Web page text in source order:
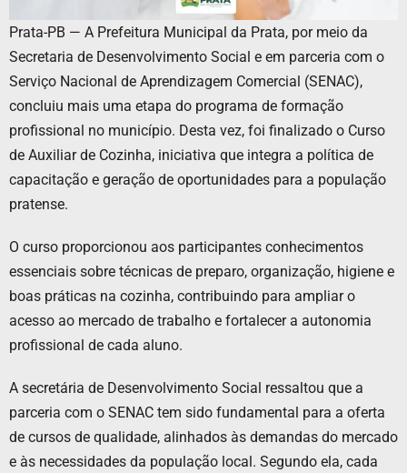
Prata-PB — A Prefeitura Municipal da Prata, por meio da
Secretaria de Desenvolvimento Social e em parceria com o
Serviço Nacional de Aprendizagem Comercial (SENAC),
concluiu mais uma etapa do programa de formação
profissional no município. Desta vez, foi finalizado o Curso
de Auxiliar de Cozinha, iniciativa que integra a política de
capacitação e geração de oportunidades para a população
pratense.
O curso proporcionou aos participantes conhecimentos
essenciais sobre técnicas de preparo, organização, higiene e
boas práticas na cozinha, contribuindo para ampliar o
acesso ao mercado de trabalho e fortalecer a autonomia
profissional de cada aluno.
A secretária de Desenvolvimento Social ressaltou que a
parceria com o SENAC tem sido fundamental para a oferta
de cursos de qualidade, alinhados às demandas do mercado
e às necessidades da população local. Segundo ela, cada